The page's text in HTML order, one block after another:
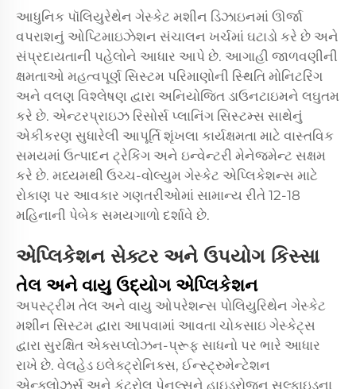
આધુનિક પૉલિયુરેથેન ગેસ્કેટ મશીન ડિઝાઇનમાં ઊર્જા
વપરાશનું ઓપ્ટિમાઇઝેશન સંચાલન ખર્ચમાં ઘટાડો કરે છે અને
સંપ્રદાયતાની પહેલોને આધાર આપે છે. આગાહી જાળવણીની
ક્ષમતાઓ મહત્વપૂર્ણ સિસ્ટમ પરિમાણોની સ્થિતિ મોનિટરિંગ
અને વલણ વિશ્લેષણ દ્વારા અનિયોજિત ડાઉનટાઇમને લઘુતમ
કરે છે. એન્ટરપ્રાઇઝ રિસોર્સ પ્લાનિંગ સિસ્ટમ્સ સાથેનું
એકીકરણ સુધારેલી આપૂર્તિ શૃંખલા કાર્યક્ષમતા માટે વાસ્તવિક
સમયમાં ઉત્પાદન ટ્રેકિંગ અને ઇન્વેન્ટરી મેનેજમેન્ટ સક્ષમ
કરે છે. મધ્યમથી ઉચ્ચ-વોલ્યુમ ગેસ્કેટ એપ્લિકેશન્સ માટે
રોકાણ પર આવકાર ગણતરીઓમાં સામાન્ય રીતે 12-18
મહિનાની પેબેક સમયગાળો દર્શાવે છે.
એપ્લિકેશન સેક્ટર અને ઉપયોગ કિસ્સા
તેલ અને વાયુ ઉદ્યોગ એપ્લિકેશન
અપસ્ટ્રીમ તેલ અને વાયુ ઓપરેશન્સ પોલિયુરિથેન ગેસ્કેટ
મશીન સિસ્ટમ દ્વારા આપવામાં આવતા ચોકસાઇ ગેસ્કેટ્સ
દ્વારા સુરક્ષિત એક્સપ્લોઝન-પ્રૂફ સાધનો પર ભારે આધાર
રાખે છે. વેલહેડ ઇલેક્ટ્રોનિક્સ, ઈન્સ્ટ્રુમેન્ટેશન
એન્ક્લોઝર્સ અને કંટ્રોલ પેનલ્સને હાઇડ્રોજન સલ્ફાઇડના